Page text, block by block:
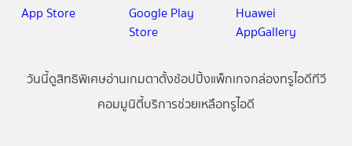
วันนี้ดูสิทธิพิเศษอ่านเกมตาตั้งช้อปปิ้งแพ็กเกจกล่องทรูไอดีทีวี
คอมมูนิตี้บริการช่วยเหลือทรูไอดี